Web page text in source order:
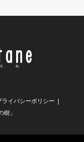
ライバシーポリシー
」